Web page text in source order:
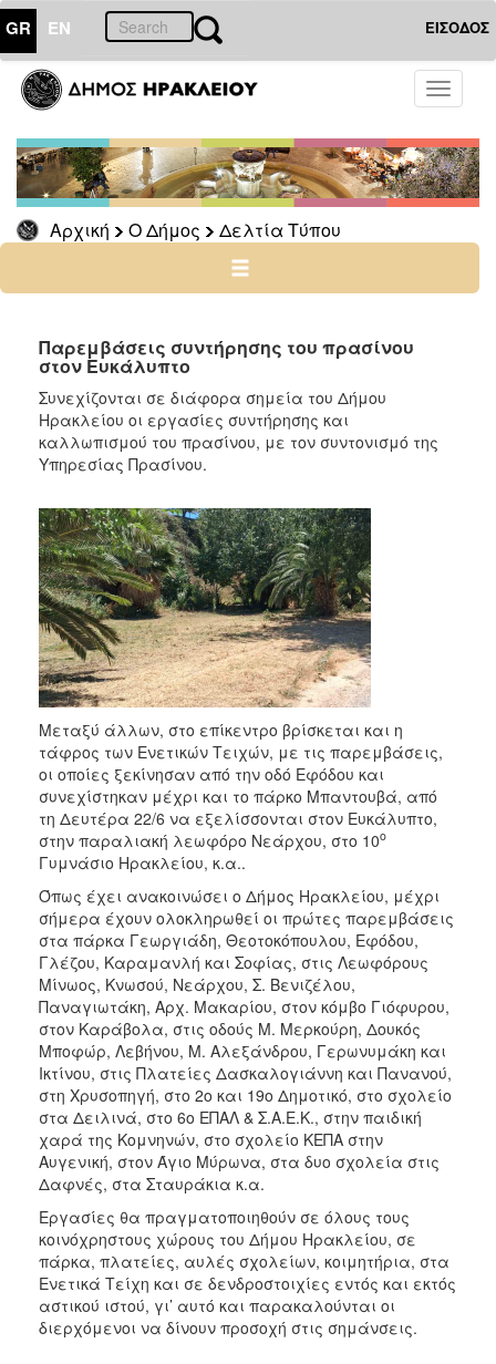
GR EN ΕΙΣΟΔΟΣ
Toggle
Αρχική Ο Δήμος Δελτία Τύπου
ΔΗΜΟΣ
Δελτία
Τύπου
Αρχείο
ΠΟΛΙΤΙΣΜΟΣ
ΑΝΘΕΚΤΙΚΗ
ΠΟΛΗ
Παρεμβάσεις συντήρησης του πρασίνου
στον Ευκάλυπτο
Συνεχίζονται σε διάφορα σημεία του Δήμου
Ηρακλείου οι εργασίες συντήρησης και
καλλωπισμού του πρασίνου, με τον συντονισμό της
Υπηρεσίας Πρασίνου.
Μεταξύ άλλων, στο επίκεντρο βρίσκεται και η
τάφρος των Ενετικών Τειχών, με τις παρεμβάσεις,
οι οποίες ξεκίνησαν από την οδό Εφόδου και
συνεχίστηκαν μέχρι και το πάρκο Μπαντουβά, από
τη Δευτέρα 22/6 να εξελίσσονται στον Ευκάλυπτο,
στην παραλιακή λεωφόρο Νεάρχου, στο 10ο
Γυμνάσιο Ηρακλείου, κ.α..
Όπως έχει ανακοινώσει ο Δήμος Ηρακλείου, μέχρι
σήμερα έχουν ολοκληρωθεί οι πρώτες παρεμβάσεις
στα πάρκα Γεωργιάδη, Θεοτοκόπουλου, Εφόδου,
Γλέζου, Καραμανλή και Σοφίας, στις Λεωφόρους
Μίνωος, Κνωσού, Νεάρχου, Σ. Βενιζέλου,
Παναγιωτάκη, Αρχ. Μακαρίου, στον κόμβο Γιόφυρου,
στον Καράβολα, στις οδούς Μ. Μερκούρη, Δουκός
Μποφώρ, Λεβήνου, Μ. Αλεξάνδρου, Γερωνυμάκη και
Ικτίνου, στις Πλατείες Δασκαλογιάννη και Πανανού,
στη Χρυσοπηγή, στο 2ο και 19ο Δημοτικό, στο σχολείο
στα Δειλινά, στο 6ο ΕΠΑΛ & Σ.Α.Ε.Κ., στην παιδική
χαρά της Κομνηνών, στο σχολείο ΚΕΠΑ στην
Αυγενική, στον Άγιο Μύρωνα, στα δυο σχολεία στις
Δαφνές, στα Σταυράκια κ.α.
Εργασίες θα πραγματοποιηθούν σε όλους τους
κοινόχρηστους χώρους του Δήμου Ηρακλείου, σε
πάρκα, πλατείες, αυλές σχολείων, κοιμητήρια, στα
Ενετικά Τείχη και σε δενδροστοιχίες εντός και εκτός
αστικού ιστού, γι’ αυτό και παρακαλούνται οι
διερχόμενοι να δίνουν προσοχή στις σημάνσεις.